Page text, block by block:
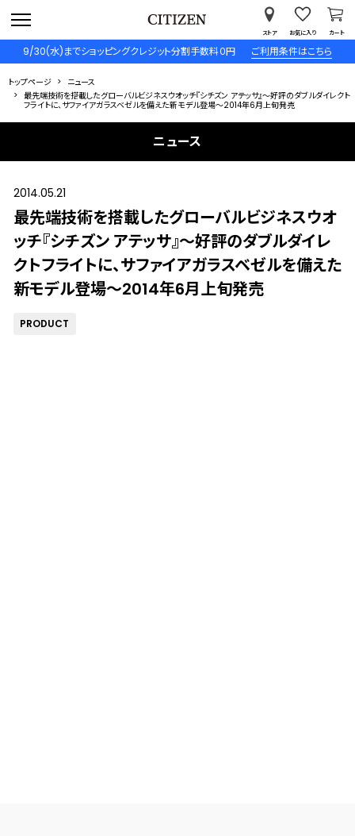
9/30(水)までショッピングクレジット分割手数料０円 ご利用条件はこちら
ストア お気に入り カート
トップページ
ニュース
最先端技術を搭載したグローバルビジネスウオッチ『シチズン アテッサ』～好評のダブルダイレクト
フライトに、サファイアガラスベゼルを備えた新モデル登場～2014年6月上旬発売
ニュース
2014.05.21
最先端技術を搭載したグローバルビジネスウオ
ッチ『シチズン アテッサ』～好評のダブルダイレ
クトフライトに、サファイアガラスベゼルを備えた
新モデル登場～2014年6月上旬発売
PRODUCT